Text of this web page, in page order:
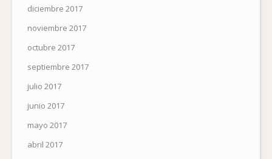
diciembre 2017
noviembre 2017
octubre 2017
septiembre 2017
julio 2017
junio 2017
mayo 2017
abril 2017